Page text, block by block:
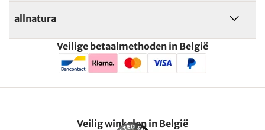
allnatura
Veilige betaalmethoden in België
Veilig winkelen in België